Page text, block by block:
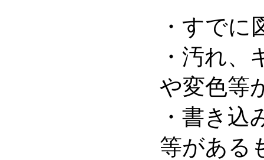
・すでに
・汚れ
や変色等
・書き込
等がある